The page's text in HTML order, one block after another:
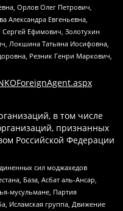
Орлов Олег Петрович,
Александра Евгеньевна,
Ефимович, Золотухин
Локшина Татьяна Иосифовна,
Резник Генри Маркович,
в том числе
признанных
Российской Федерации
сил моджахедов
База, Асбат аль-Ансар,
мусульмане, Партия
Исламская группа, Движение